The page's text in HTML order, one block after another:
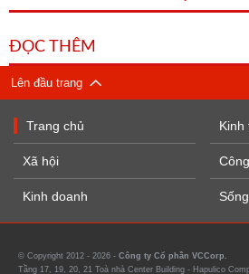
ĐỌC THÊM
Lên đầu trang
Trang chủ
Xã hội
Kinh doanh
Kinh
Sống
© Copyright 2012 - 2026 - Công ty Cổ phần VCCorp.
Tầng 17, 19, 20, 21 Toà nhà Center Building - Hapulico